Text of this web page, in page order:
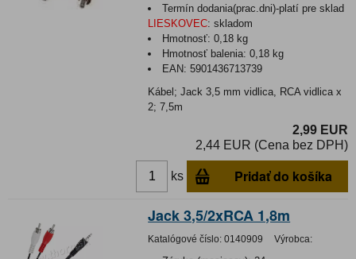
Termín dodania(prac.dni)-platí pre sklad
LIESKOVEC: skladom
Hmotnosť:0,18 kg
Hmotnosť balenia:0,18 kg
EAN:5901436713739
Kábel; Jack 3,5 mm vidlica, RCA vidlica x
2; 7,5m
2,99 EUR
2,44 EUR (Cena bez DPH)
ks Pridať do košíka
Jack 3,5/2xRCA 1,8m
Katalógové číslo: 0140909 Výrobca: